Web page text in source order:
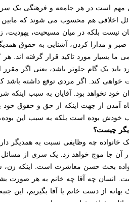
مهم است در هر جامعه و فرهنگی یک
اخلاقی هم محسوب می شوند که
نیست بلکه در میان مسیحیت،
صبر و مدارا کردن، آشنایی به حقوق
ما بسیار مورد تاکید قرار گرفته
باید یک گام جلوتر باشد، یعنی اگر
خواهی کند. اگر مردی توقع داشته
خود نخواهد بود. آقایان به سبب
آمدن از جهت اینکه از حق و حقوق
خودش بوده است بلکه به سبب این
چیست؟
یک خانواده چه وظایفی نسبت به
جا موج خواهد زد. یک سری از مسائل را
بحث حسن معاشرت است. اینکه زن،
چه آقا چه خانم به هر صورت بشر
بهانه از دست خانم یا آقا بگیریم،